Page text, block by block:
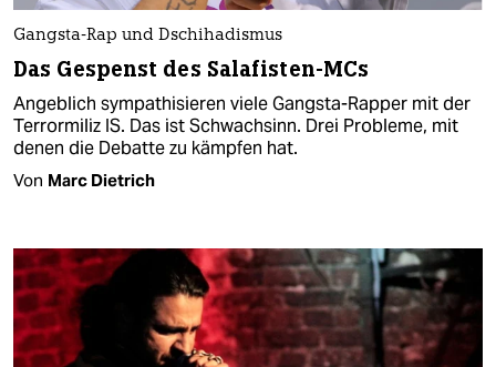
Gangsta-Rap und Dschihadismus
Das Gespenst des Salafisten-MCs
Angeblich sympathisieren viele Gangsta-Rapper mit der
Terrormiliz IS. Das ist Schwachsinn. Drei Probleme, mit
denen die Debatte zu kämpfen hat.
Von Marc Dietrich